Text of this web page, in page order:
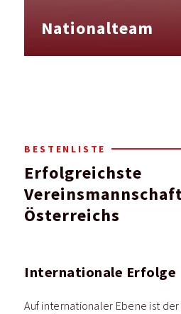
Nationalteam
BESTENLISTE
Erfolgreichste
Österreichs
Internationale Erfolge
Auf internationaler Ebene ist